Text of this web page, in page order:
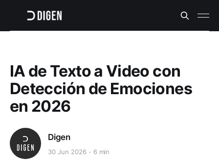
IA de Texto a Video con
Detección de Emociones
en 2026
Digen
30 Jun 2026 6 min